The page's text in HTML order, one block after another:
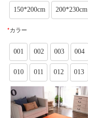
150*200cm 200*230cm
*カラー
001 002 003 004
010 011 012 013